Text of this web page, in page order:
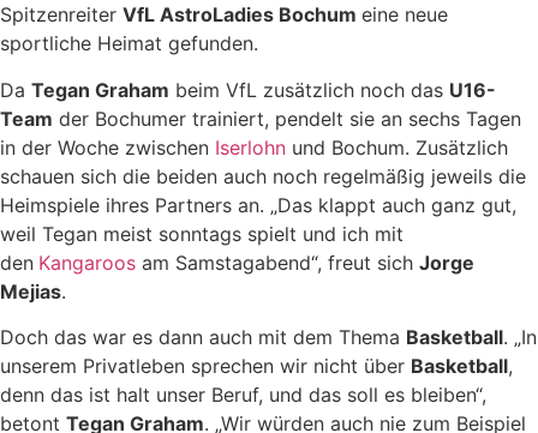
Spitzenreiter VfL AstroLadies Bochum eine neue
sportliche Heimat gefunden.
Da Tegan Graham beim VfL zusätzlich noch das U16-
Team der Bochumer trainiert, pendelt sie an sechs Tagen
in der Woche zwischen Iserlohn und Bochum. Zusätzlich
schauen sich die beiden auch noch regelmäßig jeweils die
Heimspiele ihres Partners an. „Das klappt auch ganz gut,
weil Tegan meist sonntags spielt und ich mit
den Kangaroos am Samstagabend“, freut sich Jorge
Mejias.
Doch das war es dann auch mit dem Thema Basketball. „In
unserem Privatleben sprechen wir nicht über Basketball,
denn das ist halt unser Beruf, und das soll es bleiben“,
betont Tegan Graham. „Wir würden auch nie zum Beispiel